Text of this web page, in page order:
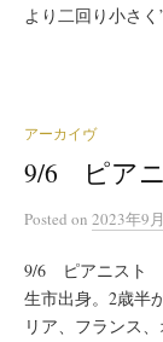
より二回り小さ
アーカイヴ
9/6 ピア
Posted on 2023年9
9/6 ピアニスト
生市出身。2歳半
リア、フランス